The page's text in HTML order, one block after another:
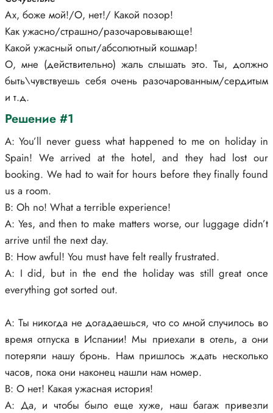
Ах, боже мой!/О, нет!/ Какой позор!
Как ужасно/страшно/разочаровывающе!
Какой ужасный опыт/абсолютный кошмар!
О, мне (действительно) жаль слышать это. Ты, должно
быть\чувствуешь себя очень разочарованным/сердитым
и т.д.
Решение #1
A: You’ll never guess what happened to me on holiday in
Spain! We arrived at the hotel, and they had lost our
booking. We had to wait for hours before they finally found
us a room.
B: Oh no! What a terrible experience!
A: Yes, and then to make matters worse, our luggage didn’t
arrive until the next day.
B: How awful! You must have felt really frustrated.
A: I did, but in the end the holiday was still great once
everything got sorted out.
A: Ты никогда не догадаешься, что со мной случилось во
время отпуска в Испании! Мы приехали в отель, а они
потеряли нашу бронь. Нам пришлось ждать несколько
часов, пока они наконец нашли нам номер.
B: О нет! Какая ужасная история!
A: Да, и чтобы было еще хуже, наш багаж привезли